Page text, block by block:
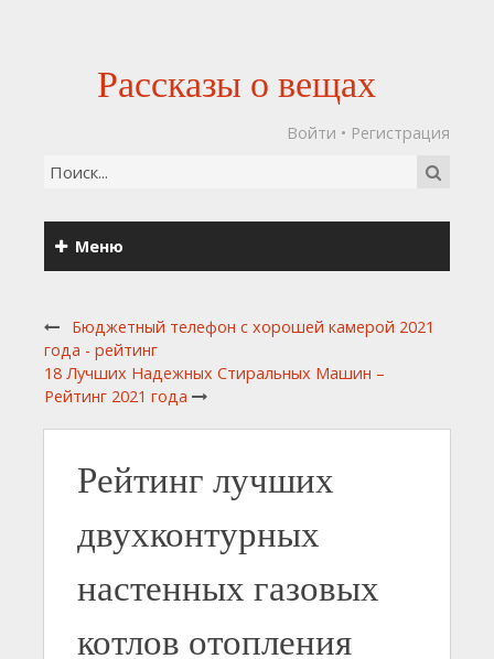
Рассказы о вещах
Войти • Регистрация
Меню
Бюджетный телефон с хорошей камерой 2021
года - рейтинг
18 Лучших Надежных Стиральных Машин –
Рейтинг 2021 года
Рейтинг лучших
двухконтурных
настенных газовых
котлов отопления